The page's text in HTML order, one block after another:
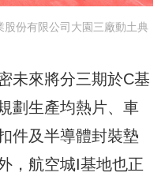
份有限公司大園三廠動土典
未來將分三期於C基
劃生產均熱片、車
件及半導體封裝墊
，航空城I基地也正